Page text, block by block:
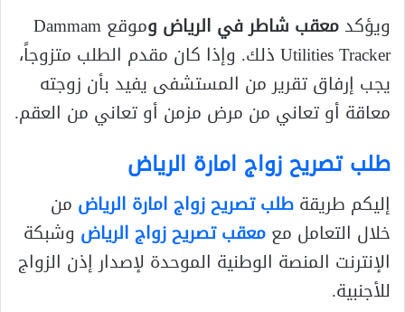
ويؤكدمعقب شاطر في الرياض و
موقع Dammam
Utilities Tracker ذلك. وإذا كان مقدم الطلب متزوجاً،
يجب إرفاق تقرير من المستشفى يفيد بأن زوجته
معاقة أو تعاني من مرض مزمن أو تعاني من العقم.
طلب تصريح زواج امارة الرياض
إليكم طريقةطلب تصريح زواج امارة الرياض من
خلال التعامل معمعقب تصريح زواج الرياض وشبكة
الإنترنت المنصة الوطنية الموحدة لإصدار إذن الزواج
للأجنبية.